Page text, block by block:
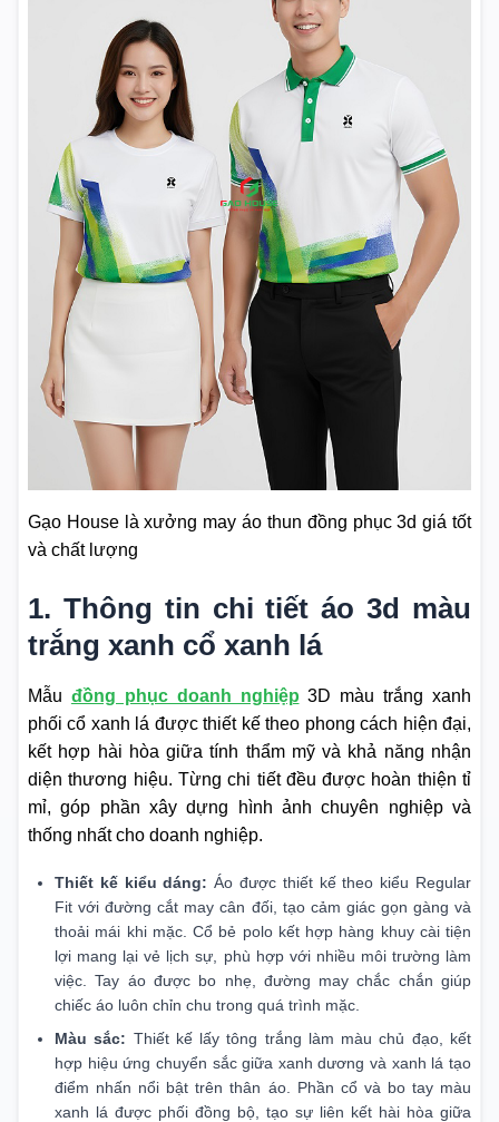
Gạo House là xưởng may áo thun đồng phục 3d giá tốt
và chất lượng
1. Thông tin chi tiết áo 3d màu
trắng xanh cổ xanh lá
Mẫu đồng phục doanh nghiệp 3D màu trắng xanh
phối cổ xanh lá được thiết kế theo phong cách hiện đại,
kết hợp hài hòa giữa tính thẩm mỹ và khả năng nhận
diện thương hiệu. Từng chi tiết đều được hoàn thiện tỉ
mỉ, góp phần xây dựng hình ảnh chuyên nghiệp và
thống nhất cho doanh nghiệp.
Thiết kế kiểu dáng: Áo được thiết kế theo kiểu Regular
Fit với đường cắt may cân đối, tạo cảm giác gọn gàng và
thoải mái khi mặc. Cổ bẻ polo kết hợp hàng khuy cài tiện
lợi mang lại vẻ lịch sự, phù hợp với nhiều môi trường làm
việc. Tay áo được bo nhẹ, đường may chắc chắn giúp
chiếc áo luôn chỉn chu trong quá trình mặc.
Màu sắc: Thiết kế lấy tông trắng làm màu chủ đạo, kết
hợp hiệu ứng chuyển sắc giữa xanh dương và xanh lá tạo
điểm nhấn nổi bật trên thân áo. Phần cổ và bo tay màu
xanh lá được phối đồng bộ, tạo sự liên kết hài hòa giữa